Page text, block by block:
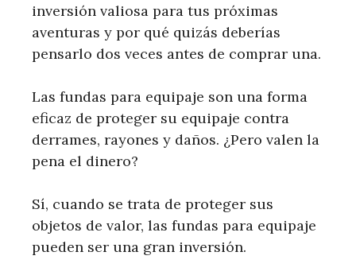
inversión valiosa para tus próximas
aventuras y por qué quizás deberías
pensarlo dos veces antes de comprar una.
Las fundas para equipaje son una forma
eficaz de proteger su equipaje contra
derrames, rayones y daños. ¿Pero valen la
pena el dinero?
Sí, cuando se trata de proteger sus
objetos de valor, las fundas para equipaje
pueden ser una gran inversión.